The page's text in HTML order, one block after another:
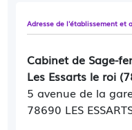
Adresse de l'établissement et
Cabinet de Sage-
Les Essarts le roi
5 avenue de la
78690 LES